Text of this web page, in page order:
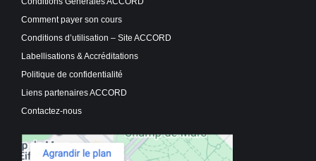
Comment payer son cours
Conditions d’utilisation – Site ACCORD
Labellisations & Accréditations
Politique de confidentialité
Liens partenaires ACCORD
Contactez-nous